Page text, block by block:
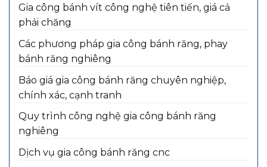
Gia công bánh vít công nghệ tiên tiến, giá cả
phải chăng
Các phương pháp gia công bánh răng, phay
bánh răng nghiêng
Báo giá gia công bánh răng chuyên nghiệp,
chính xác, cạnh tranh
Quy trình công nghệ gia công bánh răng
nghiêng
Dịch vụ gia công bánh răng cnc